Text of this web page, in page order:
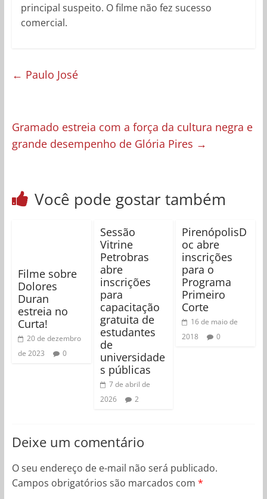
principal suspeito. O filme não fez sucesso
comercial.
← Paulo José
Gramado estreia com a força da cultura negra e
grande desempenho de Glória Pires →
Você pode gostar também
Filme sobre
Dolores
Duran
estreia no
Curta!
20 de dezembro
de 2023
0
Sessão
Vitrine
Petrobras
abre
inscrições
para
capacitação
gratuita de
estudantes
de
universidade
s públicas
7 de abril de
2026
2
PirenópolisD
oc abre
inscrições
para o
Programa
Primeiro
Corte
16 de maio de
2018
0
Deixe um comentário
O seu endereço de e-mail não será publicado.
Campos obrigatórios são marcados com *